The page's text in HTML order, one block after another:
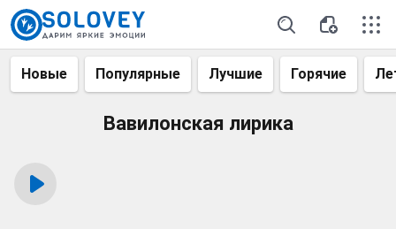
Новые Популярные Лучшие Горячие
Вавилонская лирика